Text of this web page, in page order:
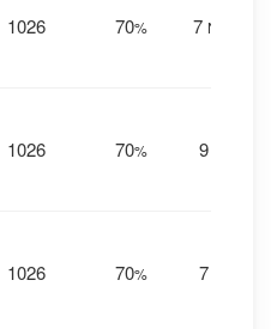
1026 70% 7 NNW
1026 70% 9
1026 70% 7